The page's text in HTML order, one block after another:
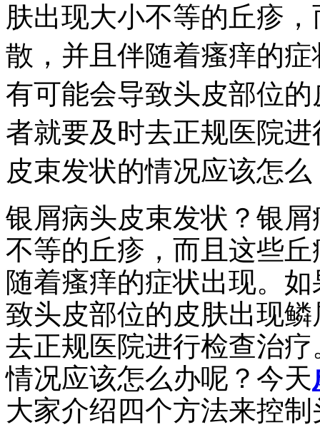
肤出现大小不等的丘疹
散，并且伴随着瘙痒的
有可能会导致头皮部位
者就要及时去正规医院
皮束发状的情况应该怎么
银屑病头皮束发状？银
不等的丘疹，而且这些
随着瘙痒的症状出现。
致头皮部位的皮肤出现
去正规医院进行检查治
情况应该怎么办呢？今天
大家介绍四个方法来控